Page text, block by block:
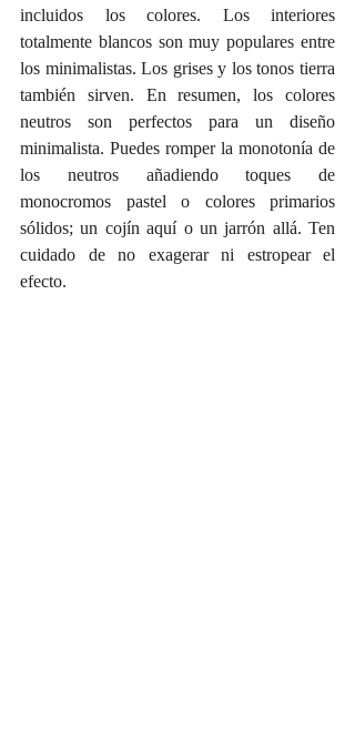
incluidos los colores. Los interiores
totalmente blancos son muy populares entre
los minimalistas. Los grises y los tonos tierra
también sirven. En resumen, los colores
neutros son perfectos para un diseño
minimalista. Puedes romper la monotonía de
los neutros añadiendo toques de
monocromos pastel o colores primarios
sólidos; un cojín aquí o un jarrón allá. Ten
cuidado de no exagerar ni estropear el
efecto.